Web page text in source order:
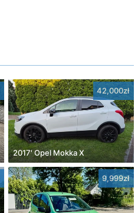
42,000zł
2017' Opel Mokka X
9,999zł